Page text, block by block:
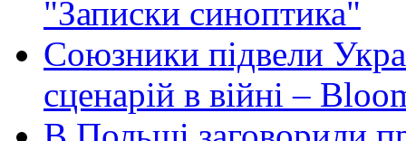
"Записки синоптика"
Союзники підвели
сценарій в війні –